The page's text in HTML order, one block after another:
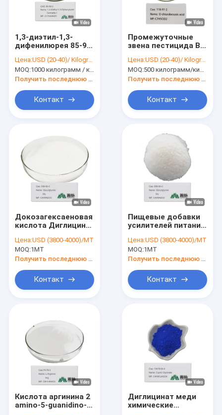
О нас
Свяжитесь мы
Новости
химические промежуточные звена
органические промежуточные звена
промежуточные звена пестицида
Никотин и Pyrethroid промежуточные звена
Инициаторы органической перекиси
Auxiliaries ткани крася
удобрение аминокислоты органическое
Химические добавки
пищевые добавки
1,3-диэтил-1,3-
дифенилюрея 85-98-
Централит I
Химические
добавки
Цена:USD (20-40)/ Kilogram
MOQ:1000 килограмм / килограмм
Получить последнюю цену
Контакт
Промежуточные
звена пестицида Bo
Cas 118-91-2 O-
Chlorobenzoic
кисловочные
Цена:USD (20-40)/ Kilogram
MOQ:500 килограмм/килограммов
Получить последнюю цену
Контакт
Докозагексаеновая
кислота Диглицин
глицин Порошок
Кас 25167-62-8
Медный глицин
Цена:USD (3800-4000)/MT
MOQ:1MT
Получить последнюю цену
Контакт
Пищевые добавки
усилителей питания
глицилглицина КАС
556-50-3 К4Х8Н2О3
Глы Диглицине
Цена:USD (3800-4000)/MT
MOQ:1MT
Получить последнюю цену
Контакт
Кислота аргинина 2
amino-5-guanidino-
Диглицинат меди
химические